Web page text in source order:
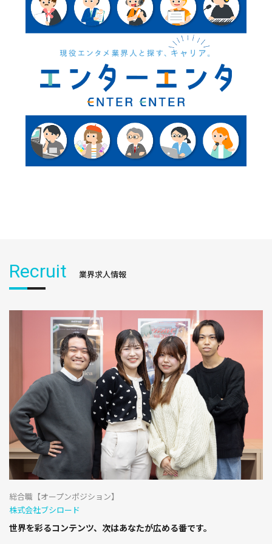
Recruit 業界求人情報
総合職【オープンポジション】
株式会社ブシロード
世界を彩るコンテンツ、次はあなたが広める番です。